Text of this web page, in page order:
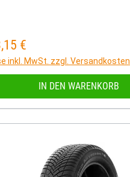
Preis:
€
inkl. MwSt. zzgl. Versandkosten
IN DEN WARENKORB